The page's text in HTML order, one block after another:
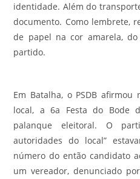
identidade. Além do
documento. Como lembrete,
de papel na cor amarela,
partido.
Em Batalha, o PSDB
local, a 6a Festa do Bode
palanque eleitoral. O
autoridades do local”
número do então candidato
um vereador, denunciado